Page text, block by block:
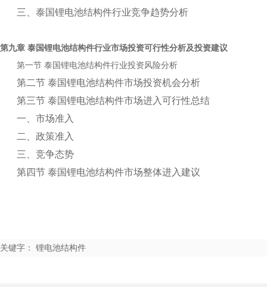
三、泰国锂电池结构件行业竞争趋势分析
第九章 泰国锂电池结构件行业市场投资可行性分析及投资建议
第一节 泰国锂电池结构件行业投资风险分析
第二节 泰国锂电池结构件市场投资机会分析
第三节 泰国锂电池结构件市场进入可行性总结
一、市场准入
二、政策准入
三、竞争态势
第四节 泰国锂电池结构件市场整体进入建议
关键字： 锂电池结构件